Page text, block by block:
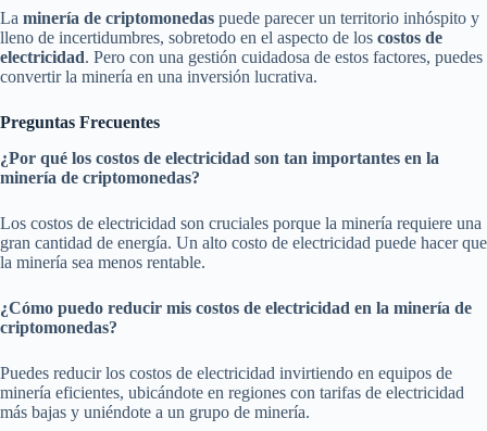
La minería de criptomonedas puede parecer un territorio inhóspito y
lleno de incertidumbres, sobretodo en el aspecto de los costos de
electricidad. Pero con una gestión cuidadosa de estos factores, puedes
convertir la minería en una inversión lucrativa.
Preguntas Frecuentes
¿Por qué los costos de electricidad son tan importantes en la
minería de criptomonedas?
Los costos de electricidad son cruciales porque la minería requiere una
gran cantidad de energía. Un alto costo de electricidad puede hacer que
la minería sea menos rentable.
¿Cómo puedo reducir mis costos de electricidad en la minería de
criptomonedas?
Puedes reducir los costos de electricidad invirtiendo en equipos de
minería eficientes, ubicándote en regiones con tarifas de electricidad
más bajas y uniéndote a un grupo de minería.